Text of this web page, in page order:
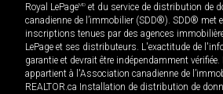
Royal LePageMD et du service de distribution de
canadienne de l’immobilier (SDD®). SDD® met
inscriptions tenues par des agences
LePage et ses distributeurs. L'exactitude de
garantie et devrait être indépendamment
appartient à l'Association canadienne de
REALTOR.ca Installation de distribution de